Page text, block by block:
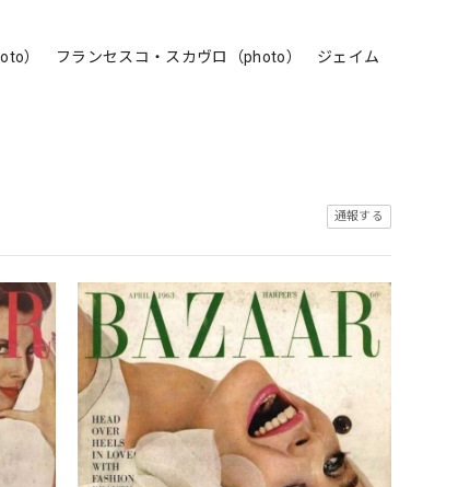
） フランセスコ・スカヴロ（photo） ジェイム
通報する